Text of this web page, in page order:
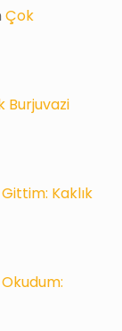
Çok
Burjuvazi
Gittim: Kaklık
Okudum: